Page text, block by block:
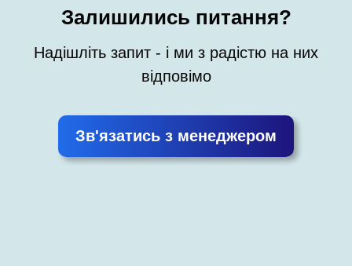
Залишились питання?
Надішліть запит - і ми з радістю на них
відповімо
Зв'язатись з менеджером